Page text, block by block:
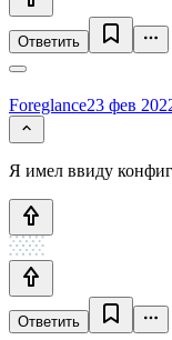
Ответить
Foreglance23 фев
Я имел ввиду
Ответить